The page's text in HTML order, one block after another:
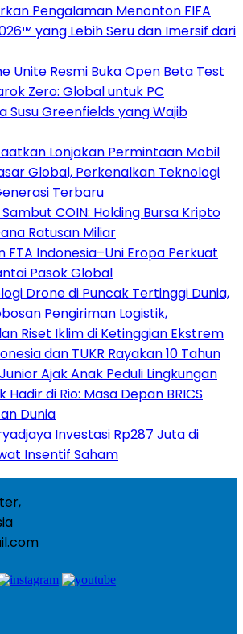
Pengalaman Menonton FIFA
yang Lebih Seru dan Imersif dari
Unite Resmi Buka Open Beta Test
Zero: Global untuk PC
Susu Greenfields yang Wajib
Lonjakan Permintaan Mobil
Global, Perkenalkan Teknologi
Terbaru
COIN: Holding Bursa Kripto
Ratusan Miliar
FTA Indonesia–Uni Eropa Perkuat
Pasok Global
Drone di Puncak Tertinggi Dunia,
Pengiriman Logistik,
Riset Iklim di Ketinggian Ekstrem
dan TUKR Rayakan 10 Tahun
Ajak Anak Peduli Lingkungan
Hadir di Rio: Masa Depan BRICS
Dunia
Investasi Rp287 Juta di
Insentif Saham